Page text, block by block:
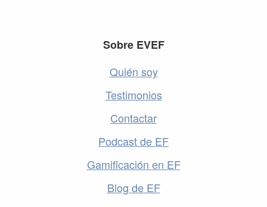
Sobre EVEF
Quién soy
Testimonios
Contactar
Podcast de EF
Gamificación en EF
Blog de EF